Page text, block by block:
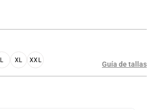
L XL XXL
Guía de tallas